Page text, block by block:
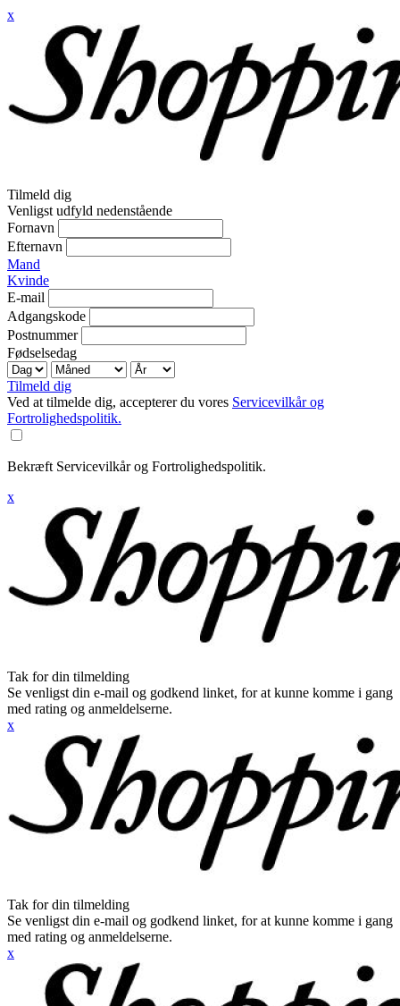
x
Tilmeld dig
Venligst udfyld nedenstående
Fornavn
Efternavn
Mand
Kvinde
E-mail
Adgangskode
Postnummer
Fødselsedag
Tilmeld dig
Ved at tilmelde dig, accepterer du vores Servicevilkår og
Fortrolighedspolitik.
Bekræft Servicevilkår og Fortrolighedspolitik.
x
Tak for din tilmelding
Se venligst din e-mail og godkend linket, for at kunne komme i gang
med rating og anmeldelserne.
x
Tak for din tilmelding
Se venligst din e-mail og godkend linket, for at kunne komme i gang
med rating og anmeldelserne.
x